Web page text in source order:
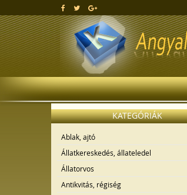
KATEGÓRIÁK
Ablak, ajtó
Állatkereskedés, állateledel
Állatorvos
Antikvitás, régiség